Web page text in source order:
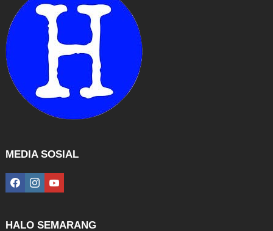
MEDIA SOSIAL
facebookinstagramyoutube
HALO SEMARANG